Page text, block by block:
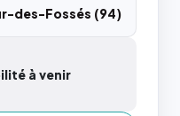
des-Fossés (94)
à venir